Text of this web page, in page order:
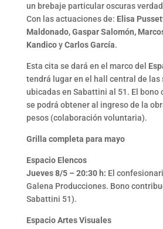
un brebaje particular oscuras
Con las actuaciones de: Elisa
Maldonado, Gaspar Salomón,
KandicoyCarlos García.
Esta cita se dará en el marco del
tendrá lugar en el hall central de las
ubicadas en Sabattini al 51. El bono
se podrá obtener al ingreso de la
pesos (colaboración voluntaria).
Grilla completa para mayo
Espacio Elencos
Jueves 8/5 – 20:30 h: El
Galena Producciones. Bono
Sabattini 51).
Espacio Artes Visuales